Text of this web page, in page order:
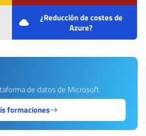
¿Reducción de costes de
Azure?
de datos de Microsoft
formaciones